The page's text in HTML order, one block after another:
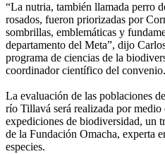
“La nutria, también llamada perro
rosados, fueron priorizadas por
sombrillas, emblemáticas y
departamento del Meta”, dijo
programa de ciencias de la
coordinador científico del convenio.
La evaluación de las poblaciones
río Tillavá será realizada por medio
expediciones de biodiversidad, un
de la Fundación Omacha, experta
especies.